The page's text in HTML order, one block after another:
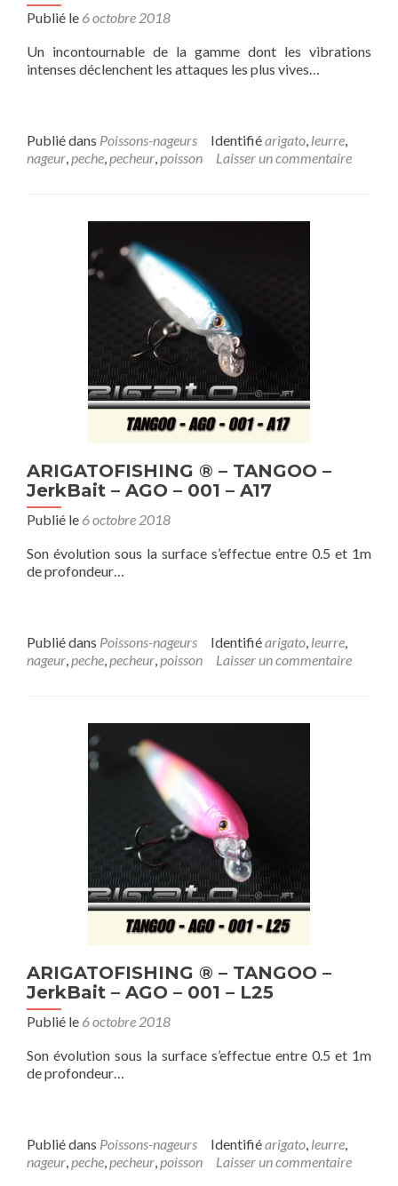
Publié le 6 octobre 2018
Un incontournable de la gamme dont les vibrations
intenses déclenchent les attaques les plus vives…
Publié dans Poissons-nageurs Identifiéarigato, leurre,
nageur,peche,pecheur,poisson Laisser un commentaire
ARIGATOFISHING ® – TANGOO –
JerkBait – AGO – 001 – A17
Publié le 6 octobre 2018
Son évolution sous la surface s’effectue entre 0.5 et 1m
de profondeur…
Publié dans Poissons-nageurs Identifiéarigato, leurre,
nageur,peche,pecheur,poisson Laisser un commentaire
ARIGATOFISHING ® – TANGOO –
JerkBait – AGO – 001 – L25
Publié le 6 octobre 2018
Son évolution sous la surface s’effectue entre 0.5 et 1m
de profondeur…
Publié dans Poissons-nageurs Identifiéarigato, leurre,
nageur,peche,pecheur,poisson Laisser un commentaire